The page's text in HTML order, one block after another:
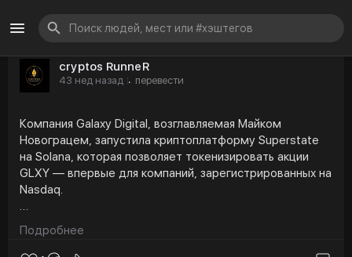
cryptos RunneR
43 нед назад · перевести
Компания Galaxy Digital, возглавляемая Майком
Новограцем, запустила криптоплатформу Superstate
на Solana, которая позволяет токенизировать акции
GLXY — впервые для компаний, зарегистрированных на
Nasdaq.
Эта инициатива объединяет традиционные ценные
Подробнее